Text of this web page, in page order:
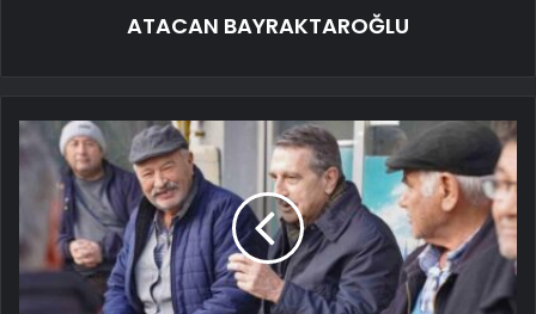
ATACAN BAYRAKTAROĞLU